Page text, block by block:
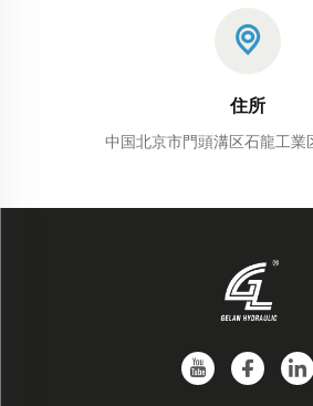
住所
中国北京市門頭溝区石龍工業